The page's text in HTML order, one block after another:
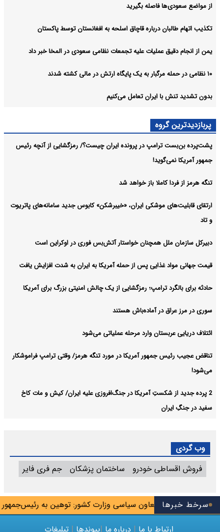
سرخط خبرهامعاون سیاسی وزارت کشور: توهین به رئیس‌جمهور شد
از مواضع سعودی‌ها فاصله بگیرید
تکذیب اتهام طالبان درباره قاچاق اسلحه به افغانستان توسط پاکستان
یمن از انجام دقیق عملیات علیه تجمعات نظامی سعودی در المخا خبر داد
۱۰ نظامی در حمله مرگبار به یک پایگاه ارتش در مالی کشته شدند
بدون تشدید تنش با ایران تعامل می‌کنیم
پربازدیدترین گروه
پشت‌پرده بن‌بست ترامپ در پرونده ایران چیست؟/ رمزگشایی از آنچه رئیس
جمهور آمریکا نمی‌گوید!
تنگه هرمز از فردا کاملا باز خواهد شد
ارتقای قابلیت‌های موشکی ایران، «خیبرشکن» کابوس جدید سامانه‌های پاتریوت
و تاد
دبیرکل سازمان ملل همچنان خواستار آتش‌بس فوری در اوکراین است
قیمت جهانی مواد غذایی پس از حمله آمریکا به ایران به شدت افزایش یافت
حادثه برای بالگرد ترامپ؛ رمزگشایی از یک چالش امنیتی بزرگ برای آمریکا
سوری در مرز عراق در آماده‌باش هستند
ائتلاف دریایی عربستان وارد مرحله عملیاتی می‌شود
تناقض عجیب رئیس جمهور آمریکا در مورد تنگه هرمز/ وقتی ترامپ فراموشکار
می‌شود!
2 پرده جدید از شکستِ آمریکا در جنگ‌افروزی علیه ایران/ کیش و مات کاخ
سفید در جنگِ ایران
وب گردی
فروش اقساطی خودرو
ساختمان پزشکان جم فری فایر
ارتباط با ما | درباره ما |پیوندها | تبلیغات